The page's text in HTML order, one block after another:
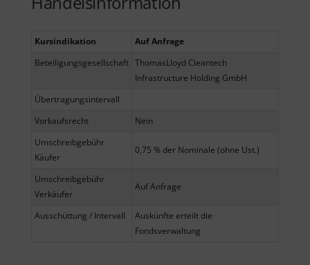
Kursindikation
Auf Anfrage
Beteiligungsgesellschaft ThomasLloyd Cleantech
Infrastructure Holding GmbH
Übertragungsintervall
Vorkaufsrecht
Nein
Umschreibgebühr
Käufer
0,75 % der Nominale (ohne Ust.)
Umschreibgebühr
Verkäufer
Auf Anfrage
Ausschüttung / Intervall
Auskünfte erteilt die
Fondsverwaltung